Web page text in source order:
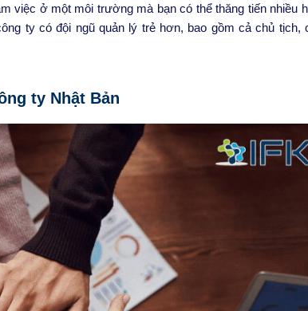
việc ở một môi trường mà bạn có thể thăng tiến nhiều
ty có đội ngũ quản lý trẻ hơn, bao gồm cả chủ tịch,
ty Nhật Bản